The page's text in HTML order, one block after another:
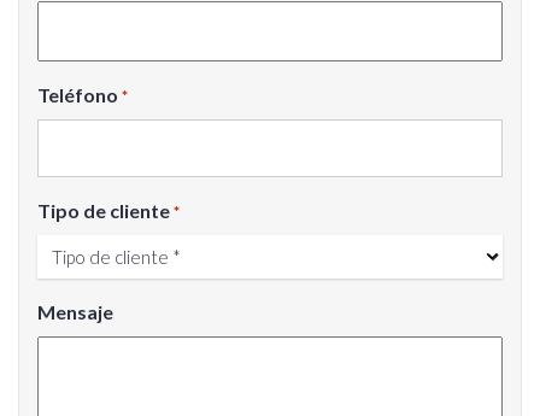
Teléfono *
Tipo de cliente *
Mensaje